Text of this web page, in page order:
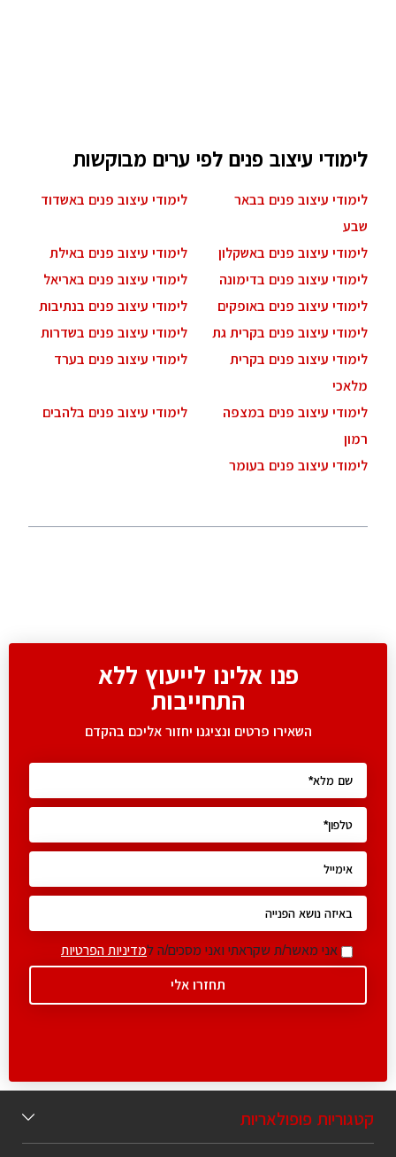
לימודי עיצוב פנים לפי ערים מבוקשות
לימודי עיצוב פנים בבאר
שבע
לימודי עיצוב פנים באשדוד
לימודי עיצוב פנים באשקלון
לימודי עיצוב פנים באילת
לימודי עיצוב פנים בדימונה
לימודי עיצוב פנים באריאל
לימודי עיצוב פנים באופקים
לימודי עיצוב פנים בנתיבות
לימודי עיצוב פנים בקרית גת
לימודי עיצוב פנים בשדרות
לימודי עיצוב פנים בקרית
מלאכי
לימודי עיצוב פנים בערד
לימודי עיצוב פנים במצפה
רמון
לימודי עיצוב פנים בלהבים
לימודי עיצוב פנים בעומר
פנו אלינו לייעוץ ללא
התחייבות
השאירו פרטים ונציגנו יחזור אליכם בהקדם
אני מאשר/ת שקראתי ואני מסכים/ה למדיניות הפרטיות
קטגוריות פופולאריות